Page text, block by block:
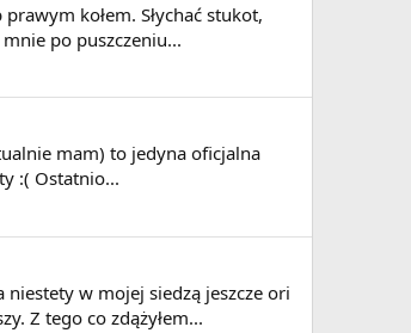
kołem. Słychać stukot,
po puszczeniu...
mam) to jedyna oficjalna
:( Ostatnio...
niestety w mojej siedzą jeszcze ori
Z tego co zdążyłem...